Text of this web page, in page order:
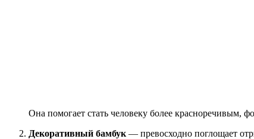
Она помогает стать человеку более красноречивым,
Декоративный бамбук — превосходно поглощает